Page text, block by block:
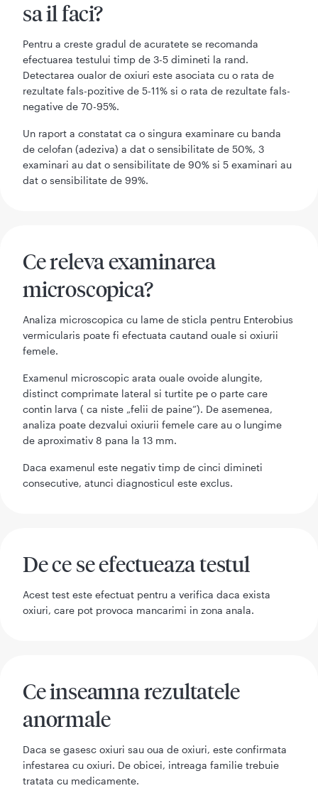
sa il faci?
Pentru a creste gradul de acuratete se recomanda
efectuarea testului timp de 3-5 dimineti la rand.
Detectarea oualor de oxiuri este asociata cu o rata de
rezultate fals-pozitive de 5-11% si o rata de rezultate fals-
negative de 70-95%.
Un raport a constatat ca o singura examinare cu banda
de celofan (adeziva) a dat o sensibilitate de 50%, 3
examinari au dat o sensibilitate de 90% si 5 examinari au
dat o sensibilitate de 99%.
Ce releva examinarea
microscopica?
Analiza microscopica cu lame de sticla pentru Enterobius
vermicularis poate fi efectuata cautand ouale si oxiurii
femele.
Examenul microscopic arata ouale ovoide alungite,
distinct comprimate lateral si turtite pe o parte care
contin larva ( ca niste „felii de paine”). De asemenea,
analiza poate dezvalui oxiurii femele care au o lungime
de aproximativ 8 pana la 13 mm.
Daca examenul este negativ timp de cinci dimineti
consecutive, atunci diagnosticul este exclus.
De ce se efectueaza testul
Acest test este efectuat pentru a verifica daca exista
oxiuri, care pot provoca mancarimi in zona anala.
Ce inseamna rezultatele
anormale
Daca se gasesc oxiuri sau oua de oxiuri, este confirmata
infestarea cu oxiuri. De obicei, intreaga familie trebuie
tratata cu medicamente.